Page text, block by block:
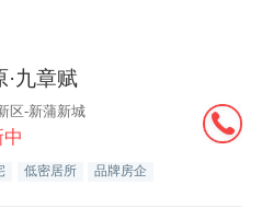
·九章赋
区-新蒲新城
低密居所 品牌房企